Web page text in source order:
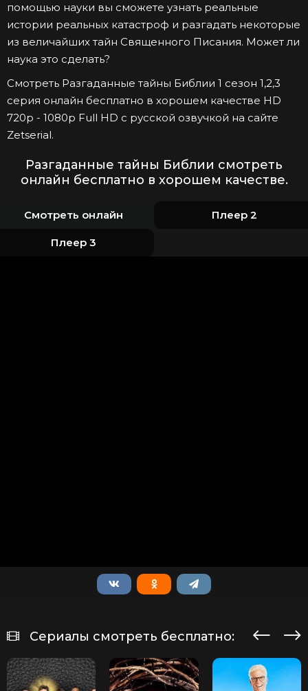
помощью науки вы сможете узнать реальные
истории реальных катастроф и разгадать некоторые
из величайших тайн Священного Писания. Может ли
наука это сделать?
Смотреть Разгаданные тайны Библии 1 сезон 1,2,3
серия онлайн бесплатно в хорошем качестве HD
720p - 1080p Full HD с русской озвучкой на сайте
Zetserial.
Разгаданные тайны Библии смотреть
онлайн бесплатно в хорошем качестве.
Смотреть онлайн Плеер 2
Плеер 3
Сериалы смотреть бесплатно: